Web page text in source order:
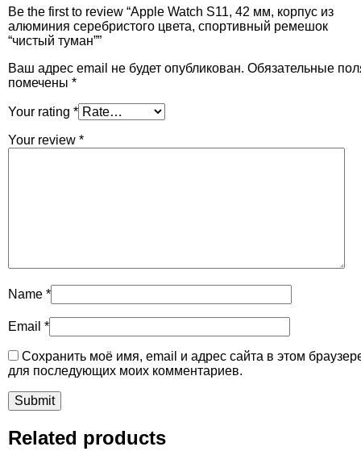
Be the first to review “Apple Watch S11, 42 мм, корпус из
алюминия серебристого цвета, спортивный ремешок
“чистый туман””
Ваш адрес email не будет опубликован. Обязательные
помечены *
Your rating *
Your review *
Name *
Email *
Сохранить моё имя, email и адрес сайта в этом
для последующих моих комментариев.
Related products